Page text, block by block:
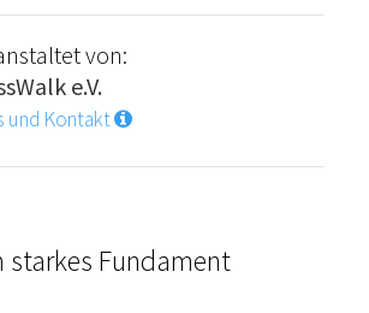
von:
e.V.
und Kontakt
starkes Fundament